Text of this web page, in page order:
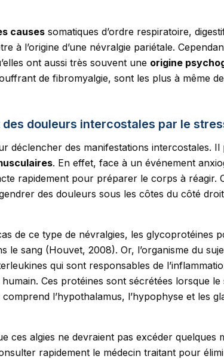
causes somatiques d’ordre respiratoire,
à l’origine d’une névralgie pariétale.
ont aussi très souvent une origine
de fibromyalgie, sont les plus à même
douleurs intercostales par le
déclencher des manifestations intercostales. Il
. En effet, face à un événement
rapidement pour préparer le corps à réagir.
des douleurs sous les côtes du côté
de ce type de névralgies, les glycoprotéines
le sang (Houvet, 2008). Or, l’organisme du
qui sont responsables de
Ces protéines sont sécrétées lorsque le
l’hypothalamus, l’hypophyse et les
ces algies ne devraient pas excéder quelques
rapidement le médecin traitant pour